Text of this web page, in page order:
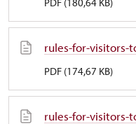
rules-for-visitors-
PDF (174,67 KB)
rules-for-visitors-